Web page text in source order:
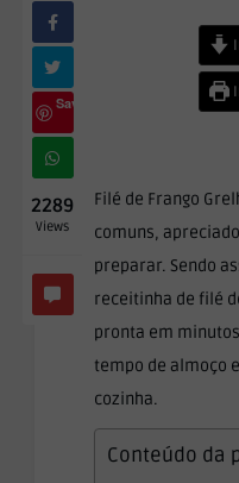
Save
2289
Views
Filé de Frango
comuns,
preparar. Sendo
receitinha de filé
pronta em
tempo de almoço
cozinha.
Conteúdo da